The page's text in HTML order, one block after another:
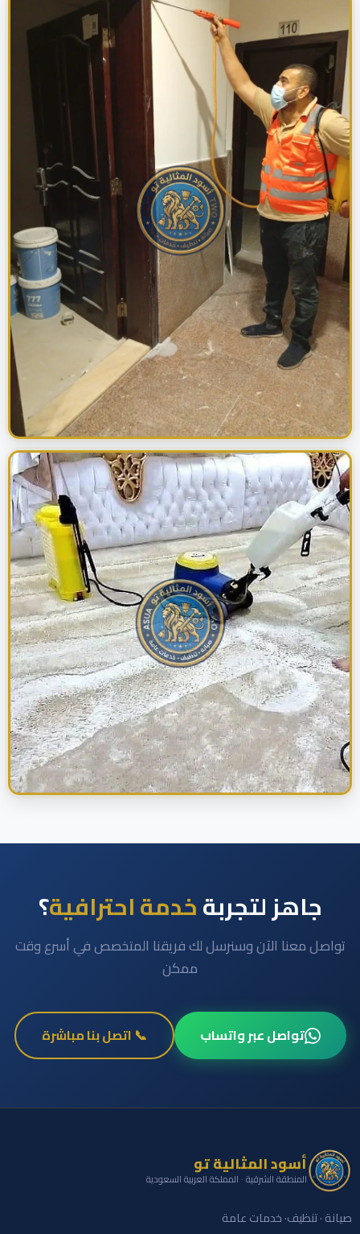
جاهز لتجربةخدمة احترافية؟
تواصل معنا الآن وسنرسل لك فريقنا المتخصص في أسرع وقت
ممكن
تواصل عبر واتساب 📞 اتصل بنا مباشرة
أسود المثالية تو
المنطقة الشرقية · المملكة العربية السعودية
صيانة · تنظيف· خدمات عامة